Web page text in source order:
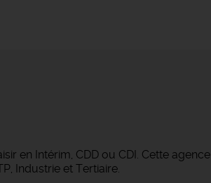
en Intérim, CDD ou CDI. Cette agence
Industrie et Tertiaire.